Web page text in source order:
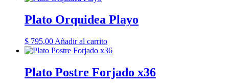
Plato Orquidea Playo
$ 795,00 Añadir al carrito
Plato Postre Forjado x36